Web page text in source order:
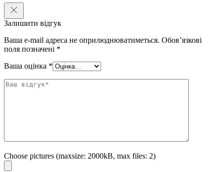
Залишити відгук
Ваша e-mail адреса не оприлюднюватиметься. Обов’язкові
поля позначені *
Ваша оцінка *
Choose pictures (maxsize: 2000kB, max files: 2)